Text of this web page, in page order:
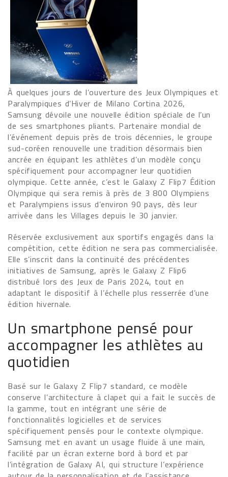
À quelques jours de l’ouverture des Jeux Olympiques et
Paralympiques d’Hiver de Milano Cortina 2026,
Samsung dévoile une nouvelle édition spéciale de l’un
de ses smartphones pliants. Partenaire mondial de
l’événement depuis près de trois décennies, le groupe
sud-coréen renouvelle une tradition désormais bien
ancrée en équipant les athlètes d’un modèle conçu
spécifiquement pour accompagner leur quotidien
olympique. Cette année, c’est le Galaxy Z Flip7 Édition
Olympique qui sera remis à près de 3 800 Olympiens
et Paralympiens issus d’environ 90 pays, dès leur
arrivée dans les Villages depuis le 30 janvier.
Réservée exclusivement aux sportifs engagés dans la
compétition, cette édition ne sera pas commercialisée.
Elle s’inscrit dans la continuité des précédentes
initiatives de Samsung, après le Galaxy Z Flip6
distribué lors des Jeux de Paris 2024, tout en
adaptant le dispositif à l’échelle plus resserrée d’une
édition hivernale.
Un smartphone pensé pour
accompagner les athlètes au
quotidien
Basé sur le Galaxy Z Flip7 standard, ce modèle
conserve l’architecture à clapet qui a fait le succès de
la gamme, tout en intégrant une série de
fonctionnalités logicielles et de services
spécifiquement pensés pour le contexte olympique.
Samsung met en avant un usage fluide à une main,
facilité par un écran externe bord à bord et par
l’intégration de Galaxy AI, qui structure l’expérience